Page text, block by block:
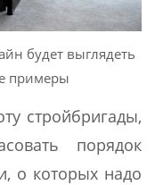
будет выглядеть
примеры
стройбригады,
порядок
о которых надо